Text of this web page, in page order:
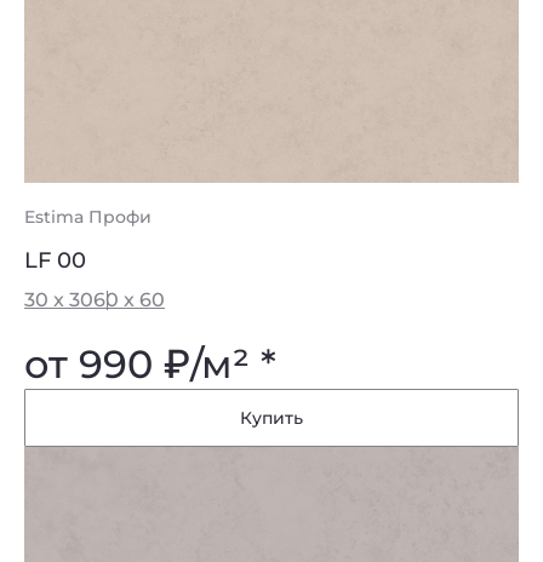
Estima Профи
LF 00
30 x 3060 x 60
от 990 ₽/м² *
Купить